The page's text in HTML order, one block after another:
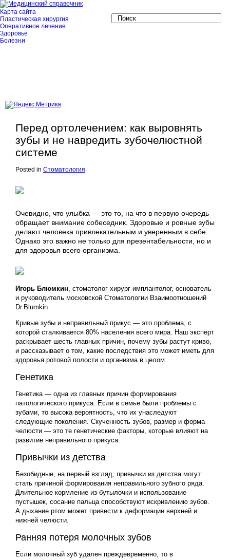
Карта сайта
Пластическая хирургия
Оперативное лечение
Здоровье
Болезни
Перед ортолечением: как выровнять
зубы и не навредить зубочелюстной
системе
Posted in Стоматология
Очевидно, что улыбка — это то, на что в первую очередь
обращает внимание собеседник. Здоровые и ровные зубы
делают человека привлекательным и уверенным в себе.
Однако это важно не только для презентабельности, но и
для здоровья всего организма.
Игорь Блюмкин, стоматолог-хирург-имплантолог, основатель
и руководитель московской Стоматологии Взаимоотношений
Dr.Blumkin
Кривые зубы и неправильный прикус — это проблема, с
которой сталкивается 80% населения всего мира. Наш эксперт
раскрывает шесть главных причин, почему зубы растут криво,
и рассказывает о том, какие последствия это может иметь для
здоровья ротовой полости и организма в целом.
Генетика
Генетика — одна из главных причин формирования
патологического прикуса. Если в семье были проблемы с
зубами, то высока вероятность, что их унаследуют
следующие поколения. Скученность зубов, размер и форма
челюсти — это те генетические факторы, которые влияют на
развитие неправильного прикуса.
Привычки из детства
Безобидные, на первый взгляд, привычки из детства могут
стать причиной формирования неправильного зубного ряда.
Длительное кормление из бутылочки и использование
пустышек, сосание пальца способствуют искривлению зубов.
А дыхание ртом может привести к деформации верхней и
нижней челюсти.
Ранняя потеря молочных зубов
Если молочный зуб удален преждевременно, то в